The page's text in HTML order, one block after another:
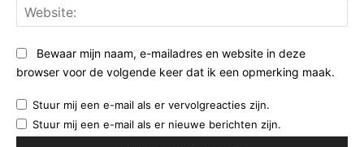
Bewaar mijn naam, e-mailadres en website in deze
browser voor de volgende keer dat ik een opmerking maak.
Stuur mij een e-mail als er vervolgreacties zijn.
Stuur mij een e-mail als er nieuwe berichten zijn.